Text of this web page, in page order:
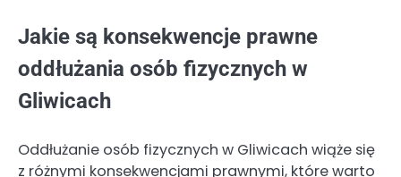
Jakie są konsekwencje prawne
oddłużania osób fizycznych w
Gliwicach
Oddłużanie osób fizycznych w Gliwicach wiąże się
z różnymi konsekwencjami prawnymi, które warto